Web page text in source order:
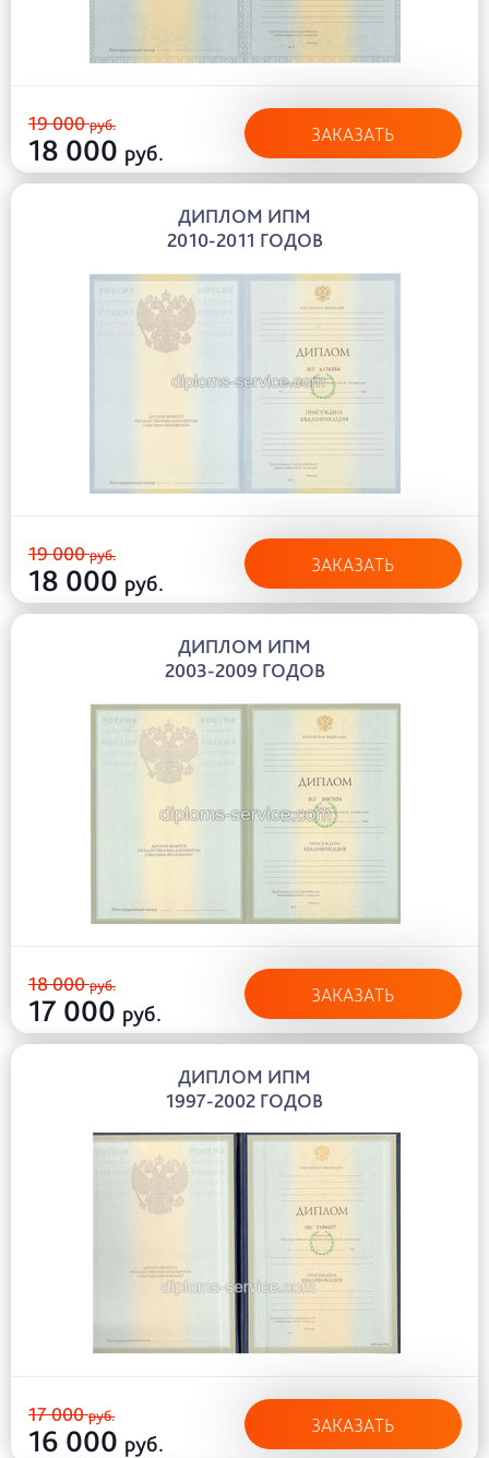
19 000руб.
18 000 руб.
ЗАКАЗАТЬ
ДИПЛОМ ИПМ
2010-2011 ГОДОВ
19 000руб.
18 000 руб.
ЗАКАЗАТЬ
ДИПЛОМ ИПМ
2003-2009 ГОДОВ
18 000руб.
17 000 руб.
ЗАКАЗАТЬ
ДИПЛОМ ИПМ
1997-2002 ГОДОВ
17 000руб.
16 000 руб.
ЗАКАЗАТЬ